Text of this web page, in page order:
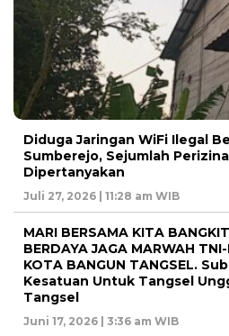
Diduga Jaringan WiFi Ilegal
Sumberejo, Sejumlah
Dipertanyakan
Juli 27, 2026 | 11:28 am WIB
MARI BERSAMA KITA
BERDAYA JAGA MARWAH
KOTA BANGUN TANGSEL.
Kesatuan Untuk Tangsel
Tangsel
Juni 17, 2026 | 3:36 am WIB